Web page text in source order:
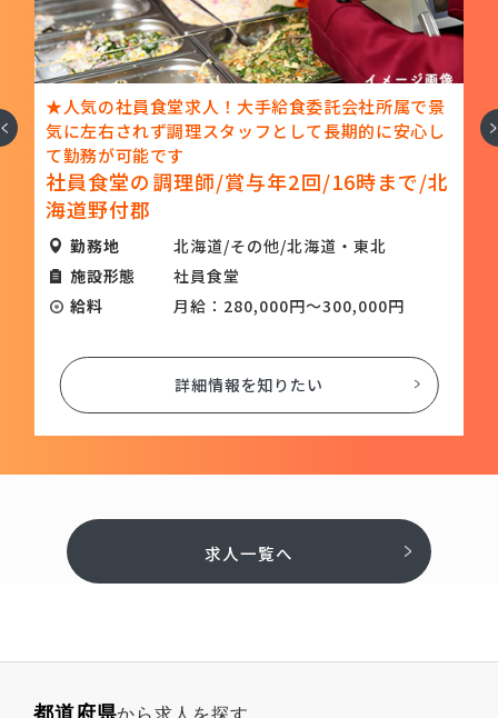
★人気の社員食堂求人！大手給食委託会社所属で景
気に左右されず調理スタッフとして長期的に安心し
て勤務が可能です
社員食堂の調理師/賞与年2回/16時まで/北
海道野付郡
勤務地
北海道/その他/北海道・東北
施設形態
社員食堂
給料
月給：280,000円～300,000円
詳細情報を知りたい
次
求人一覧へ
都道府県から求人を探す